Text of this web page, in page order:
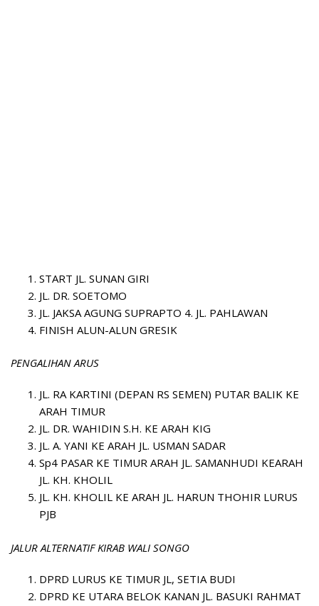
START JL. SUNAN GIRI
JL. DR. SOETOMO
JL. JAKSA AGUNG SUPRAPTO 4. JL. PAHLAWAN
FINISH ALUN-ALUN GRESIK
PENGALIHAN ARUS
JL. RA KARTINI (DEPAN RS SEMEN) PUTAR BALIK KE
ARAH TIMUR
JL. DR. WAHIDIN S.H. KE ARAH KIG
JL. A. YANI KE ARAH JL. USMAN SADAR
Sp4 PASAR KE TIMUR ARAH JL. SAMANHUDI KEARAH
JL. KH. KHOLIL
JL. KH. KHOLIL KE ARAH JL. HARUN THOHIR LURUS
PJB
JALUR ALTERNATIF KIRAB WALI SONGO
DPRD LURUS KE TIMUR JL, SETIA BUDI
DPRD KE UTARA BELOK KANAN JL. BASUKI RAHMAT